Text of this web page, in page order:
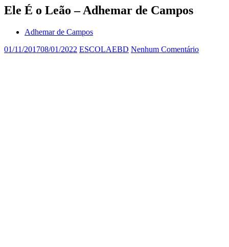
Ele É o Leão – Adhemar de Campos
Adhemar de Campos
01/11/201708/01/2022 ESCOLAEBD Nenhum Comentário